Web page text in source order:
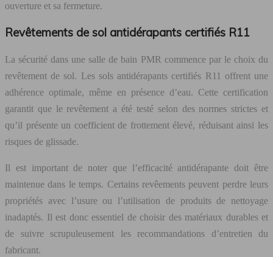
ouverture et sa fermeture.
Revêtements de sol antidérapants certifiés R11
La sécurité dans une salle de bain PMR commence par le choix du
revêtement de sol. Les sols antidérapants certifiés R11 offrent une
adhérence optimale, même en présence d’eau. Cette certification
garantit que le revêtement a été testé selon des normes strictes et
qu’il présente un coefficient de frottement élevé, réduisant ainsi les
risques de glissade.
Il est important de noter que l’efficacité antidérapante doit être
maintenue dans le temps. Certains revêements peuvent perdre leurs
propriétés avec l’usure ou l’utilisation de produits de nettoyage
inadaptés. Il est donc essentiel de choisir des matériaux durables et
de suivre scrupuleusement les recommandations d’entretien du
fabricant.